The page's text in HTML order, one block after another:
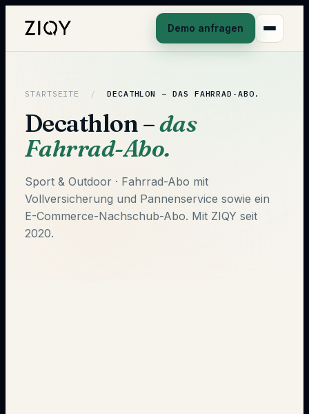
Demo anfragen
STARTSEITE / DECATHLON – DAS FAHRRAD-ABO.
Decathlon –das
Fahrrad-Abo.
Sport & Outdoor · Fahrrad-Abo mit
Vollversicherung und Pannenservice sowie ein
E-Commerce-Nachschub-Abo. Mit ZIQY seit
2020.